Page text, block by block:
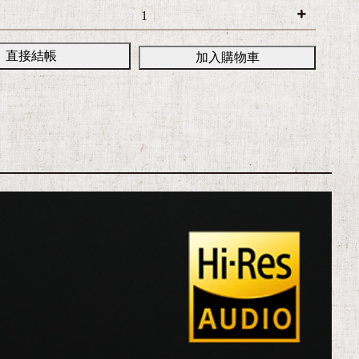
直接結帳 加入購物車